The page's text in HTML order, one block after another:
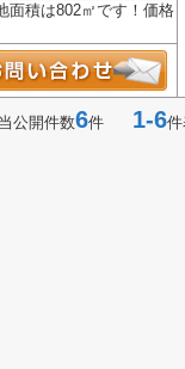
面積は802㎡です！価格
公開件数6件 1-6